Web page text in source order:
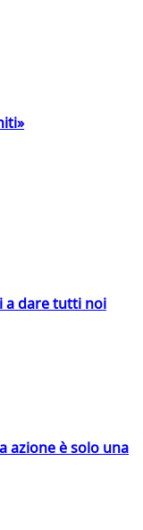
a dare tutti noi
azione è solo una